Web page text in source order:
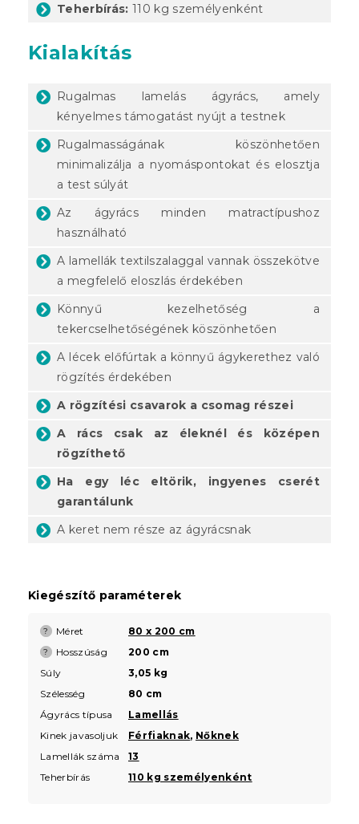
Teherbírás: 110 kg személyenként
Kialakítás
Rugalmas lamelás ágyrács, amely
kényelmes támogatást nyújt a testnek
Rugalmasságának köszönhetően
minimalizálja a nyomáspontokat és elosztja
a test súlyát
Az ágyrács minden matractípushoz
használható
A lamellák textilszalaggal vannak összekötve
a megfelelő eloszlás érdekében
Könnyű kezelhetőség a
tekercselhetőségének köszönhetően
A lécek előfúrtak a könnyű ágykerethez való
rögzítés érdekében
A rögzítési csavarok a csomag részei
A rács csak az éleknél és középen
rögzíthető
Ha egy léc eltörik, ingyenes cserét
garantálunk
A keret nem része az ágyrácsnak
Kiegészítő paraméterek
? Méret 80 x 200 cm
? Hosszúság
200 cm
Súly
3,05 kg
Szélesség
80 cm
Ágyrács típusa
Lamellás
Kinek javasoljuk
Férfiaknak, Nőknek
Lamellák száma
13
Teherbírás
110 kg személyenként